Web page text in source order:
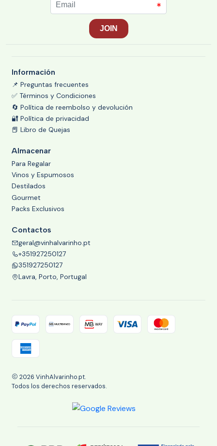
Información
📌 Preguntas frecuentes
✅ Términos y Condiciones
🔄 Política de reembolso y devolución
🔐 Política de privacidad
📕 Libro de Quejas
Almacenar
Para Regalar
Vinos y Espumosos
Destilados
Gourmet
Packs Exclusivos
Contactos
geral@vinhalvarinho.pt
+351927250127
351927250127
Lavra, Porto, Portugal
2026 VinhAlvarinho.pt.
Todos los derechos reservados.